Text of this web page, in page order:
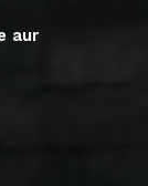
aur